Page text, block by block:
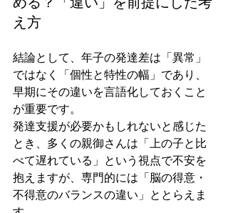
え方
結論として、年子の発達差は「異常」
ではなく「個性と特性の幅」であり、
早期にその違いを言語化しておくこと
が重要です。
発達支援が必要かもしれないと感じた
とき、多くの親御さんは「上の子と比
べて遅れている」という視点で不安を
抱えますが、専門的には「脳の得意・
不得意のバランスの違い」ととらえま